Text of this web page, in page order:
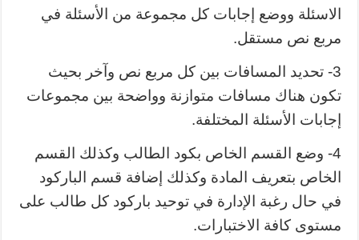
الاسئلة ووضع إجابات كل مجموعة من الأسئلة في
مربع نص مستقل.
3- تحديد المسافات بين كل مربع نص وآخر بحيث
تكون هناك مسافات متوازنة وواضحة بين مجموعات
إجابات الأسئلة المختلفة.
4- وضع القسم الخاص بكود الطالب وكذلك القسم
الخاص بتعريف المادة وكذلك إضافة قسم الباركود
في حال رغبة الإدارة في توحيد باركود كل طالب على
مستوى كافة الاختبارات.